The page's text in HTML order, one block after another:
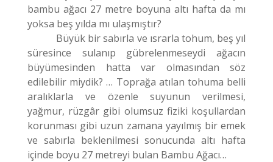
bambu ağacı 27 metre boyuna altı hafta da mı
yoksa beş yılda mı ulaşmıştır?
Büyük bir sabırla ve ısrarla tohum, beş yıl
süresince sulanıp gübrelenmeseydi ağacın
büyümesinden hatta var olmasından söz
edilebilir miydik? … Toprağa atılan tohuma belli
aralıklarla ve özenle suyunun verilmesi,
yağmur, rüzgâr gibi olumsuz fiziki koşullardan
korunması gibi uzun zamana yayılmış bir emek
ve sabırla beklenilmesi sonucunda altı hafta
içinde boyu 27 metreyi bulan Bambu Ağacı…